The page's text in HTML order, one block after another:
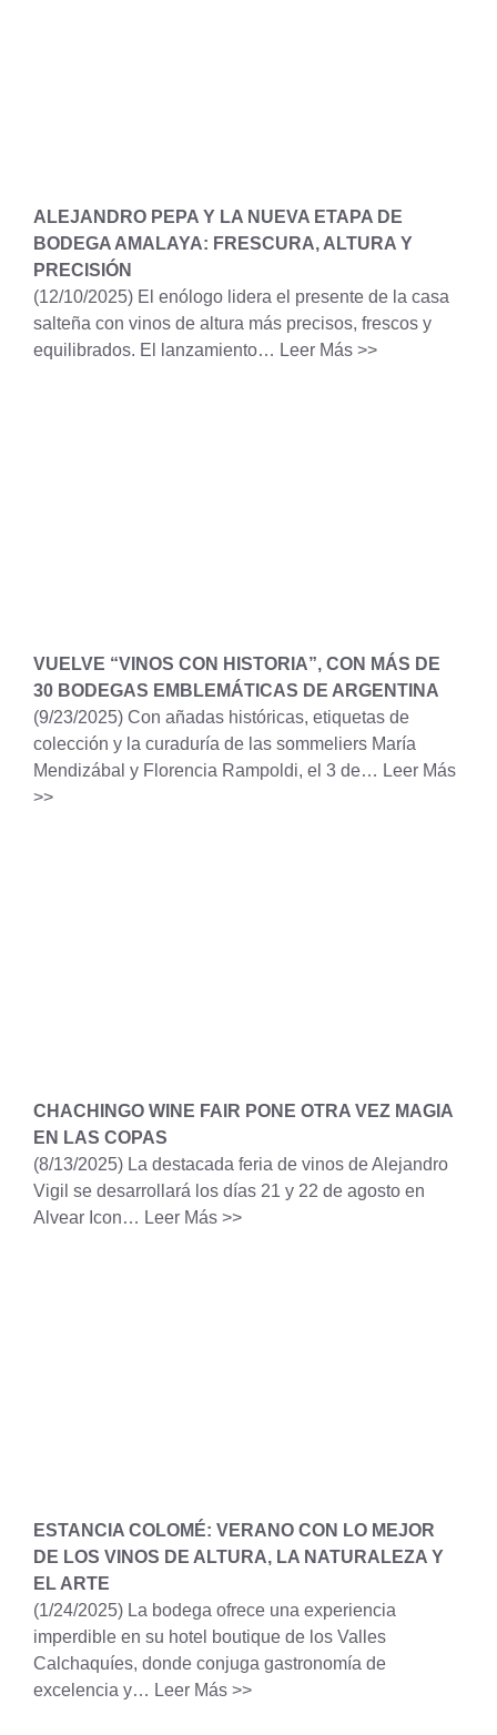
ALEJANDRO PEPA Y LA NUEVA ETAPA DE
BODEGA AMALAYA: FRESCURA, ALTURA Y
PRECISIÓN
(12/10/2025) El enólogo lidera el presente de la casa
salteña con vinos de altura más precisos, frescos y
equilibrados. El lanzamiento… Leer Más >>
VUELVE “VINOS CON HISTORIA”, CON MÁS DE
30 BODEGAS EMBLEMÁTICAS DE ARGENTINA
(9/23/2025) Con añadas históricas, etiquetas de
colección y la curaduría de las sommeliers María
Mendizábal y Florencia Rampoldi, el 3 de… Leer Más
>>
CHACHINGO WINE FAIR PONE OTRA VEZ MAGIA
EN LAS COPAS
(8/13/2025) La destacada feria de vinos de Alejandro
Vigil se desarrollará los días 21 y 22 de agosto en
Alvear Icon… Leer Más >>
ESTANCIA COLOMÉ: VERANO CON LO MEJOR
DE LOS VINOS DE ALTURA, LA NATURALEZA Y
EL ARTE
(1/24/2025) La bodega ofrece una experiencia
imperdible en su hotel boutique de los Valles
Calchaquíes, donde conjuga gastronomía de
excelencia y… Leer Más >>